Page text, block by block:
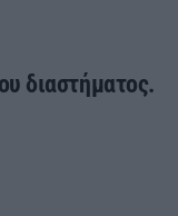
διαστήματος.